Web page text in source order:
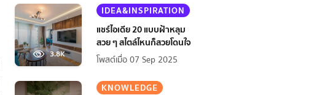
3.8K
IDEA&INSPIRATION
แชร์ไอเดีย 20 แบบฝ้าหลุม
สวย ๆ สไตล์ไหนก็สวยโดนใจ
โพสต์เมื่อ 07 Sep 2025
KNOWLEDGE